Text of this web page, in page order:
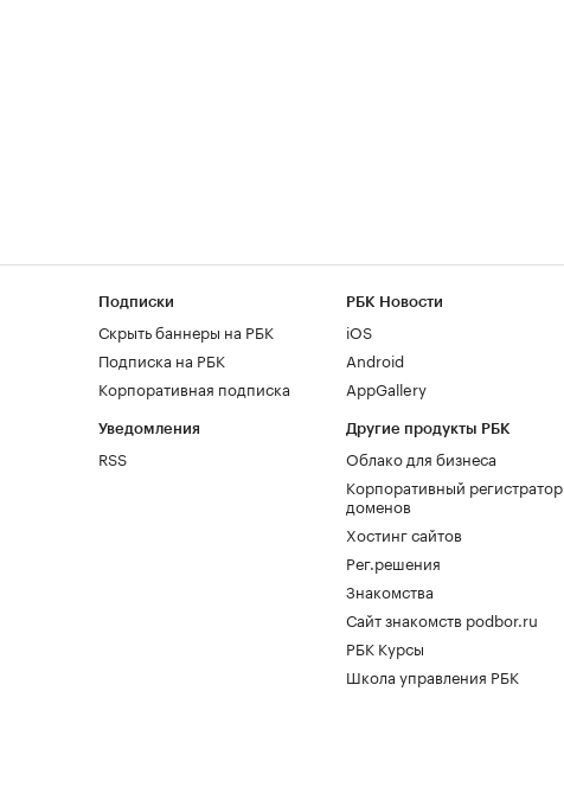
Подписки
Скрыть баннеры на РБК
Подписка на РБК
Корпоративная подписка
Уведомления
RSS
РБК Новости
iOS
Android
AppGallery
Другие продукты РБК
Облако для бизнеса
Корпоративный регистратор
доменов
Хостинг сайтов
Рег.решения
Знакомства
Сайт знакомств podbor.ru
РБК Курсы
Школа управления РБК